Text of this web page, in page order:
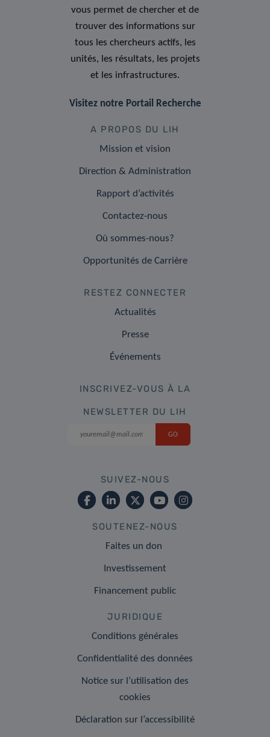
vous permet de chercher et de
trouver des informations sur
tous les chercheurs actifs, les
unités, les résultats, les projets
et les infrastructures.
Visitez notre Portail Recherche
A PROPOS DU LIH
Mission et vision
Direction & Administration
Rapport d’activités
Contactez-nous
Où sommes-nous?
Opportunités de Carrière
RESTEZ CONNECTER
Actualités
Presse
Événements
INSCRIVEZ-VOUS À LA
NEWSLETTER DU LIH
SUIVEZ-NOUS
SOUTENEZ-NOUS
Faites un don
Investissement
Financement public
JURIDIQUE
Conditions générales
Confidentialité des données
Notice sur l’utilisation des
cookies
Déclaration sur l’accessibilité